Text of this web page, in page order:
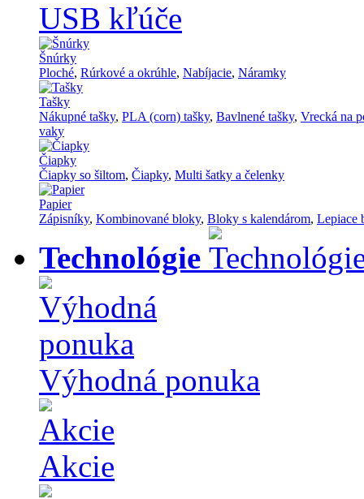
USB kľúče
Šnúrky
Ploché, Rúrkové a okrúhle, Nabíjacie, Náramky
Tašky
Nákupné tašky, PLA (corn) tašky, Bavlnené tašky, Vrecká na
vaky
Čiapky
Čiapky so šiltom, Čiapky, Multi šatky a čelenky
Papier
Zápisníky, Kombinované bloky, Bloky s kalendárom, Lepiace
Technológie
Výhodná ponuka
Akcie